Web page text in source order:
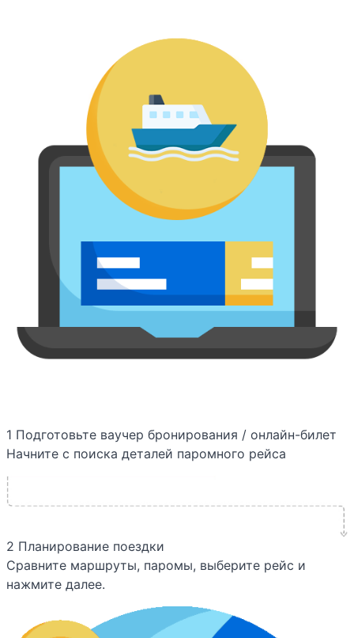
1 Подготовьте ваучер бронирования / онлайн-билет
Начните с поиска деталей паромного рейса
2 Планирование поездки
Сравните маршруты, паромы, выберите рейс и
нажмите далее.